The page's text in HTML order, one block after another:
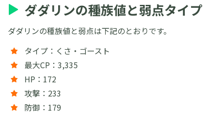
ダダリンの種族値と弱点タイプ
ダダリンの種族値と弱点は下記のとおりです。
タイプ：くさ・ゴースト
最大CP：3,335
HP：172
攻撃：233
防御：179